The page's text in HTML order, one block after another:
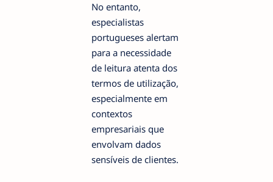
No entanto,
especialistas
portugueses alertam
para a necessidade
de leitura atenta dos
termos de utilização,
especialmente em
contextos
empresariais que
envolvam dados
sensíveis de clientes.